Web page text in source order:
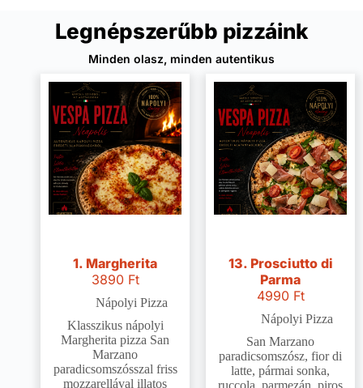
Legnépszerűbb pizzáink
Minden olasz, minden autentikus
1. Margherita
3890 Ft
Nápolyi Pizza
Klasszikus nápolyi
Margherita pizza San
Marzano
paradicsomszósszal friss
mozzarellával illatos
13. Prosciutto di
Parma
4990 Ft
Nápolyi Pizza
San Marzano
paradicsomszósz, fior di
latte, pármai sonka,